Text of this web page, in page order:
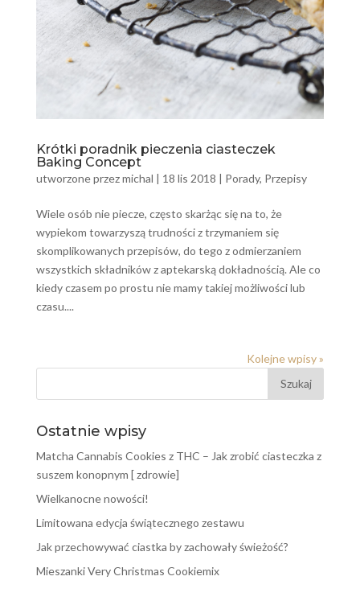
Krótki poradnik pieczenia ciasteczek
Baking Concept
utworzone przezmichal | 18 lis 2018 | Porady, Przepisy
Wiele osób nie piecze, często skarżąc się na to, że
wypiekom towarzyszą trudności z trzymaniem się
skomplikowanych przepisów, do tego z odmierzaniem
wszystkich składników z aptekarską dokładnością. Ale co
kiedy czasem po prostu nie mamy takiej możliwości lub
czasu....
Kolejne wpisy »
Ostatnie wpisy
Matcha Cannabis Cookies z THC – Jak zrobić ciasteczka z
suszem konopnym [ zdrowie]
Wielkanocne nowości!
Limitowana edycja świątecznego zestawu
Jak przechowywać ciastka by zachowały świeżość?
Mieszanki Very Christmas Cookiemix